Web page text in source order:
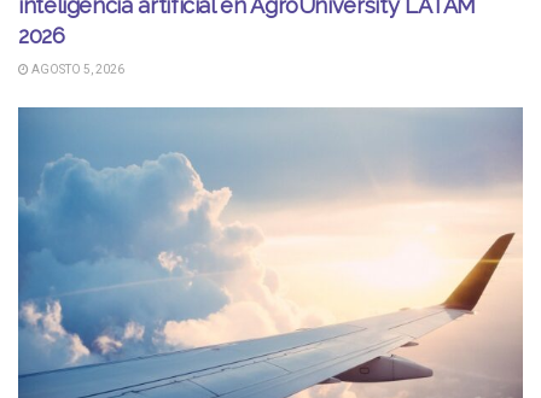
inteligencia artificial en AgroUniversity LATAM
2026
AGOSTO 5, 2026